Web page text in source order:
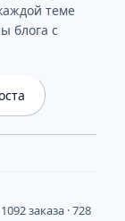
теме
блога с
заказа · 728